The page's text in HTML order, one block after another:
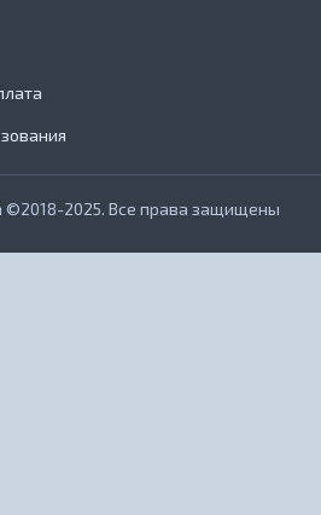
©2018-2025. Все права защищены